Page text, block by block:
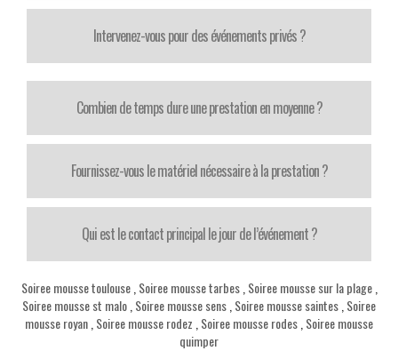
Intervenez-vous pour des événements privés ?
Combien de temps dure une prestation en moyenne ?
Fournissez-vous le matériel nécessaire à la prestation ?
Qui est le contact principal le jour de l’événement ?
Soiree mousse toulouse, Soiree mousse tarbes, Soiree mousse sur la plage,
Soiree mousse st malo Soiree mousse sens Soiree mousse saintes Soiree
mousse royan Soiree mousse rodez Soiree mousse rodes Soiree mousse
quimper